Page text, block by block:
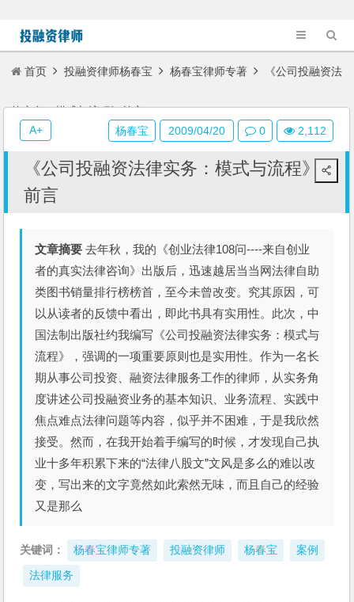
首页 投融资律师杨春宝 杨春宝律师专著 《公司投融资法
律实务：模式与流程》前言
《公司投融资法律实务：模式与流程》
前言
文章摘要 去年秋，我的《创业法律108问----来自创业
者的真实法律咨询》出版后，迅速越居当当网法律自助
类图书销量排行榜榜首，至今未曾改变。究其原因，可
以从读者的反馈中看出，即此书具有实用性。此次，中
国法制出版社约我编写《公司投融资法律实务：模式与
流程》，强调的一项重要原则也是实用性。作为一名长
期从事公司投资、融资法律服务工作的律师，从实务角
度讲述公司投融资业务的基本知识、业务流程、实践中
焦点难点法律问题等内容，似乎并不困难，于是我欣然
接受。然而，在我开始着手编写的时候，才发现自己执
业十多年积累下来的“法律八股文”文风是多么的难以改
变，写出来的文字竟然如此索然无味，而且自己的经验
又是那么
关键词： 杨春宝律师专著 投融资律师 杨春宝 案例
法律服务
杨春宝 2009/04/20 0 2,112
A+